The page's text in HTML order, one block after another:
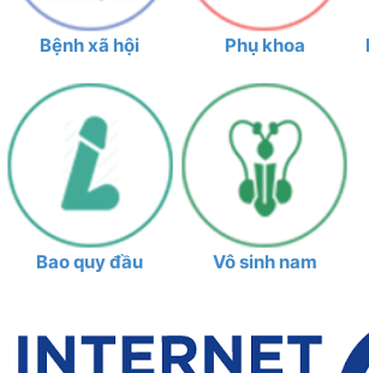
Bệnh xã hội Phụ khoa
Bao quy đầu Vô sinh nam